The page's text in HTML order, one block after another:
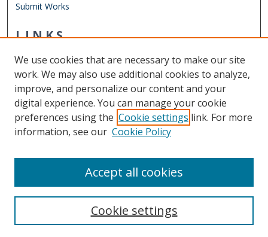
Submit Works
LINKS
Other Digital Collections
ODU Libraries
Old Dominion University
CONTACT US
We use cookies that are necessary to make our site
work. We may also use additional cookies to analyze,
improve, and personalize our content and your
digital experience. You can manage your cookie
preferences using the Cookie settings link. For more
information, see our Cookie Policy
Cookie settings
Accept all cookies